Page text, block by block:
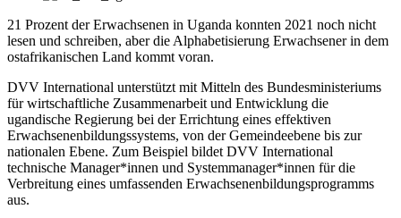
21 Prozent der Erwachsenen in Uganda konnten 2021 noch nicht
lesen und schreiben, aber die Alphabetisierung Erwachsener in dem
ostafrikanischen Land kommt voran.
DVV International unterstützt mit Mitteln des Bundesministeriums
für wirtschaftliche Zusammenarbeit und Entwicklung die
ugandische Regierung bei der Errichtung eines effektiven
Erwachsenenbildungssystems, von der Gemeindeebene bis zur
nationalen Ebene. Zum Beispiel bildet DVV International
technische Manager*innen und Systemmanager*innen für die
Verbreitung eines umfassenden Erwachsenenbildungsprogramms
aus.